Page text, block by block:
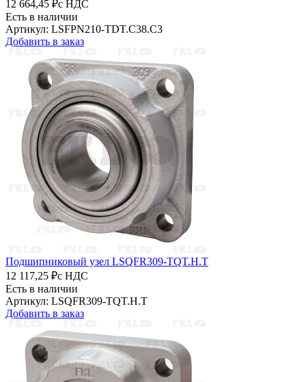
12 664,45 ₽с НДС
Есть в наличии
Артикул: LSFPN210-TDT.C38.C3
Добавить в заказ
Подшипниковый узел LSQFR309-TQT.H.T
12 117,25 ₽с НДС
Есть в наличии
Артикул: LSQFR309-TQT.H.T
Добавить в заказ